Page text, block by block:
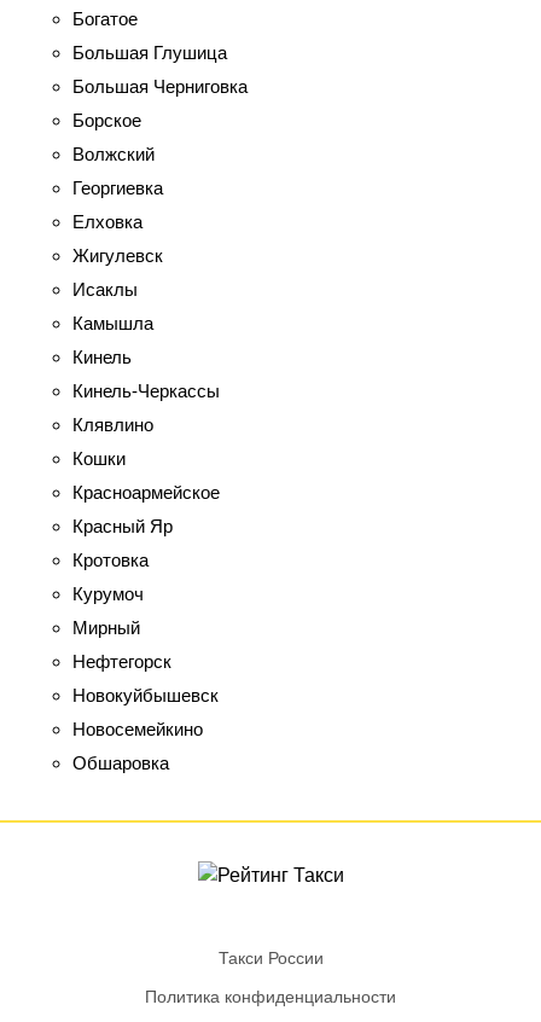
Богатое
Большая Глушица
Большая Черниговка
Борское
Волжский
Георгиевка
Елховка
Жигулевск
Исаклы
Камышла
Кинель
Кинель-Черкассы
Клявлино
Кошки
Красноармейское
Красный Яр
Кротовка
Курумоч
Мирный
Нефтегорск
Новокуйбышевск
Новосемейкино
Обшаровка
Такси России
Политика конфиденциальности